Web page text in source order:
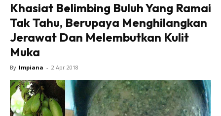
Ruang Makan
Ruang Tamu
Direktori
Landskap
DIY
Bilik Air
Bilik Tidur
Khasiat Belimbing Buluh Yang Ramai
Tak Tahu, Berupaya Menghilangkan
Jerawat Dan Melembutkan Kulit
Muka
By Impiana - 2 Apr 2018